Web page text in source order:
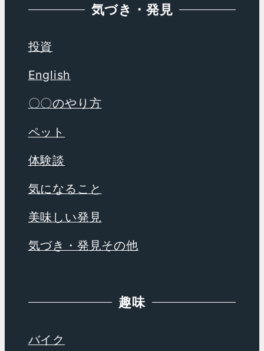
気づき・発見
投資
English
〇〇のやり方
ペット
体験談
気になること
美味しい発見
気づき・発見その他
趣味
バイク